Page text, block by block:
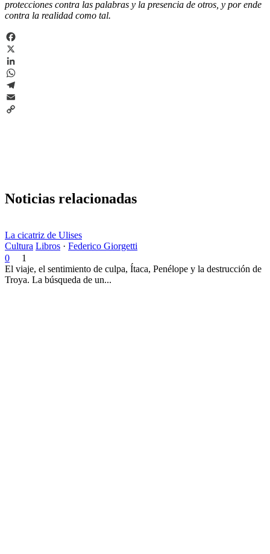
protecciones contra las palabras y la presencia de otros, y por ende
contra la realidad como tal.
Facebook
X
LinkedIn
WhatsApp
Telegram
Email
Noticias relacionadas
La cicatriz de Ulises
Cultura Libros · Federico Giorgetti
0
1
El viaje, el sentimiento de culpa, Ítaca, Penélope y la destrucción de
Troya. La búsqueda de un...